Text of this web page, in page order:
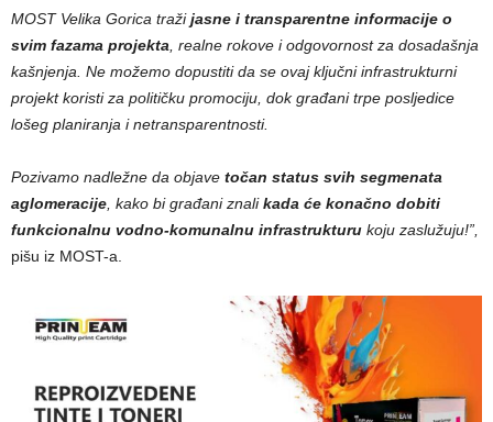
MOST Velika Gorica tražijasne i transparentne informacije o
svim fazama projekta , realne rokove i odgovornost za dosadašnja
kašnjenja. Ne možemo dopustiti da se ovaj ključni infrastrukturni
projekt koristi za političku promociju, dok građani trpe posljedice
lošeg planiranja i netransparentnosti.
Pozivamo nadležne da objave točan status svih segmenata
aglomeracije , kako bi građani znalikada će konačno dobiti
funkcionalnu vodno-komunalnu infrastrukturu koju zaslužuju!”,
pišu iz MOST-a.